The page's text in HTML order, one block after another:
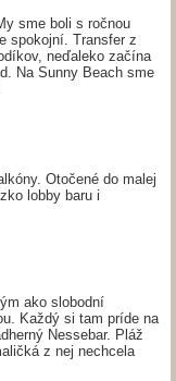
sme boli s ročnou
spokojní. Transfer z
neďaleko začína
Na Sunny Beach sme
Otočené do malej
lobby baru i
ako slobodní
Každý si tam príde na
Nessebar. Pláž
z nej nechcela